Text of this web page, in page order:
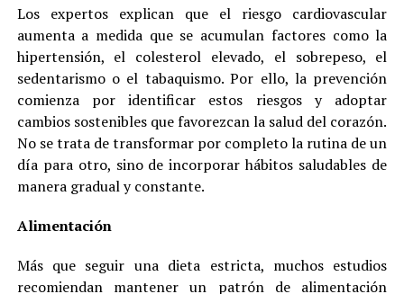
Los expertos explican que el riesgo cardiovascular
aumenta a medida que se acumulan factores como la
hipertensión, el colesterol elevado, el sobrepeso, el
sedentarismo o el tabaquismo. Por ello, la prevención
comienza por identificar estos riesgos y adoptar
cambios sostenibles que favorezcan la salud del corazón.
No se trata de transformar por completo la rutina de un
día para otro, sino de incorporar hábitos saludables de
manera gradual y constante.
Alimentación
Más que seguir una dieta estricta, muchos estudios
recomiendan mantener un patrón de alimentación